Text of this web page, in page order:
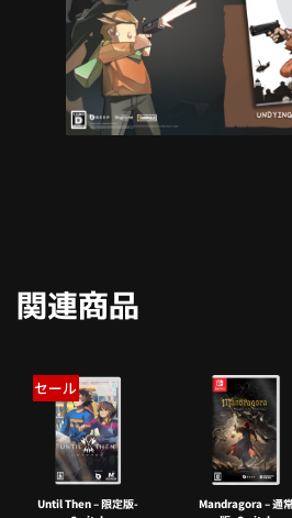
関連商品
セール
Until Then – 限定版-
Mandragora – 通